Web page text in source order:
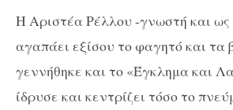
Η Αριστέα Ρέλλου -γνωστή και ως
αγαπάει εξίσου το φαγητό και τα
γεννήθηκε και το «Έγκλημα και
ίδρυσε και κεντρίζει τόσο το